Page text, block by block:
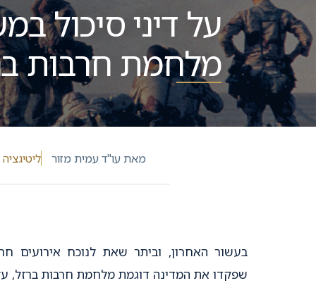
על דיני סיכול
מלחמת חרבות
מאת עו"ד עמית מזור
בעשור האחרון, וביתר שאת לנוכח אירועים
שפקדו את המדינה דוגמת מלחמת חרבות ברזל,